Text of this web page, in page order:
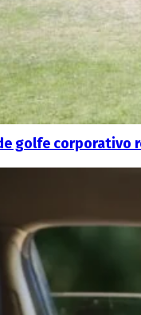
golfe corporativo